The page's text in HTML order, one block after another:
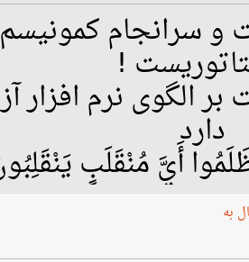
کمونیسم
!
الگوی نرم افزار
دارد
أَيَّ مُنْقَلَبٍ يَنْقَلِبُونَ